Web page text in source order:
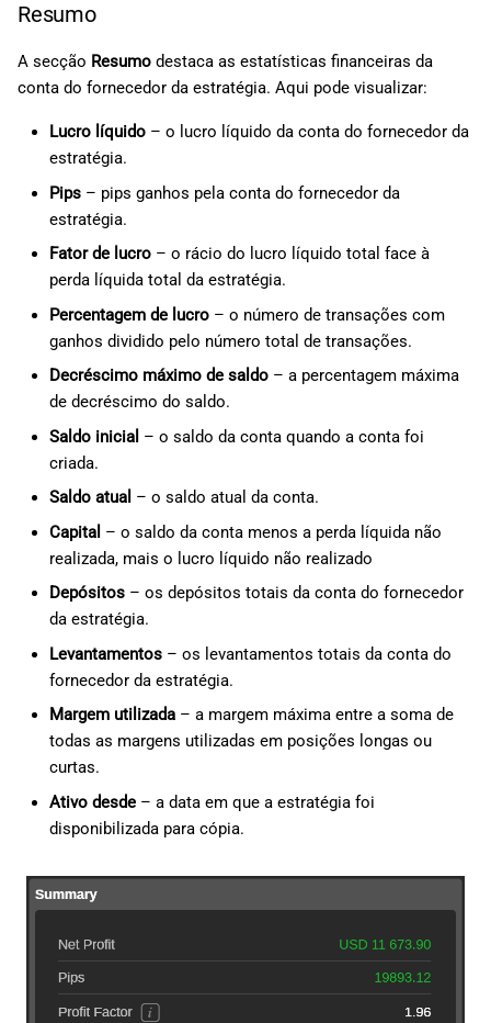
Resumo
A secção Resumo destaca as estatísticas financeiras da
conta do fornecedor da estratégia. Aqui pode visualizar:
Lucro líquido– o lucro líquido da conta do fornecedor da
estratégia.
Pips– pips ganhos pela conta do fornecedor da
estratégia.
Fator de lucro– o rácio do lucro líquido total face à
perda líquida total da estratégia.
Percentagem de lucro– o número de transações com
ganhos dividido pelo número total de transações.
Decréscimo máximo de saldo– a percentagem máxima
de decréscimo do saldo.
Saldo inicial – o saldo da conta quando a conta foi
criada.
Saldo atual – o saldo atual da conta.
Capital – o saldo da conta menos a perda líquida não
realizada, mais o lucro líquido não realizado
Depósitos– os depósitos totais da conta do fornecedor
da estratégia.
Levantamentos– os levantamentos totais da conta do
fornecedor da estratégia.
Margem utilizada– a margem máxima entre a soma de
todas as margens utilizadas em posições longas ou
curtas.
Ativo desde– a data em que a estratégia foi
disponibilizada para cópia.